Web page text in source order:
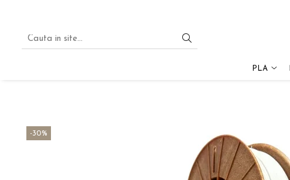
PLA
PLA MULTICOLOR
PLA
-30%